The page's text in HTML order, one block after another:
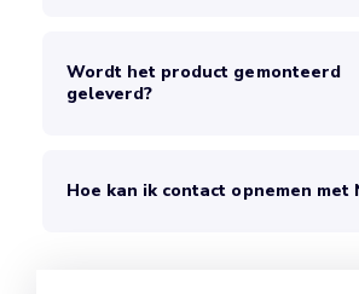
Wordt het product gemonteerd
geleverd?
Hoe kan ik contact opnemen met